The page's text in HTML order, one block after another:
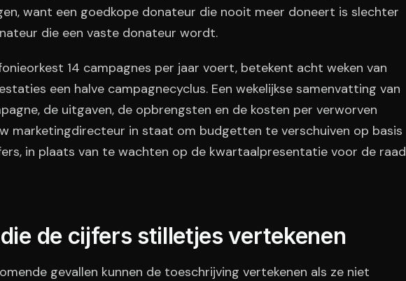
want een goedkope donateur die nooit meer doneert is slechter
die een vaste donateur wordt.
14 campagnes per jaar voert, betekent acht weken van
een halve campagnecyclus. Een wekelijkse samenvatting van
de uitgaven, de opbrengsten en de kosten per verworven
marketingdirecteur in staat om budgetten te verschuiven op basis
in plaats van te wachten op de kwartaalpresentatie voor de raad
de cijfers stilletjes vertekenen
gevallen kunnen de toeschrijving vertekenen als ze niet